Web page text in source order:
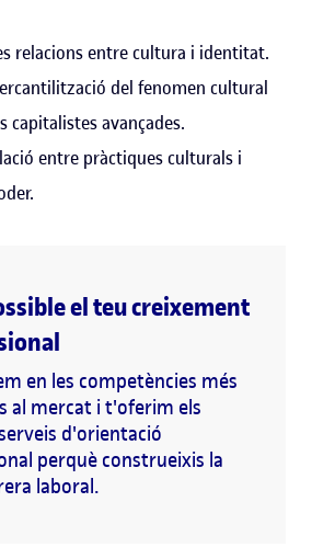
relacions entre cultura i identitat.
del fenomen cultural
capitalistes avançades.
entre pràctiques culturals i
el teu creixement
en les competències més
al mercat i t'oferim els
d'orientació
perquè construeixis la
laboral.